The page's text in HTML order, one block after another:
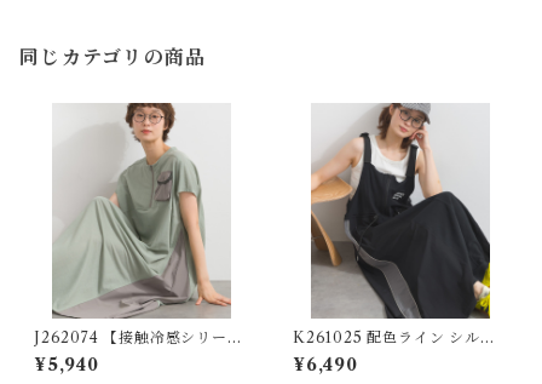
同じカテゴリの商品
J262074 【接触冷感シリー
ズ】カノコ異素材切替フロン
トZIPワンピース / Cool-To
¥5,940
K261025 配色ライン シルケ
ットツイルジャンパースカー
ト / Color Line Silket Twill
¥6,490